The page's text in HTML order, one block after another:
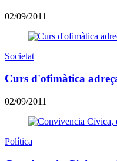
02/09/2011
Societat
Curs d'ofimàtica
02/09/2011
Política